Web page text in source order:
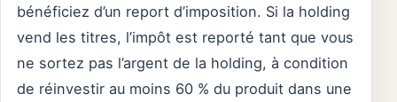
bénéficiez d’un report d’imposition. Si la holding
vend les titres, l’impôt est reporté tant que vous
ne sortez pas l’argent de la holding, à condition
de réinvestir au moins 60 % du produit dans une